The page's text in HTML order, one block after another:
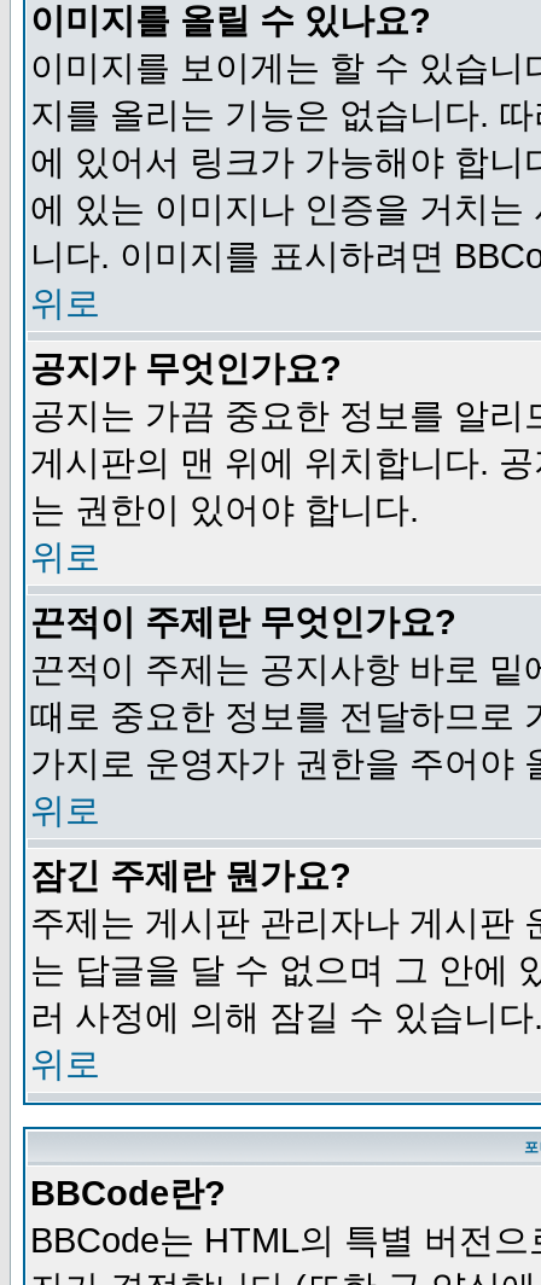
이미지를 올릴 수 있나요?
이미지를 보이게는 할 수 있습
지를 올리는 기능은 없습니다.
에 있어서 링크가 가능해야 합
에 있는 이미지나 인증을 거치
니다. 이미지를 표시하려면
위로
공지가 무엇인가요?
공지는 가끔 중요한 정보를 알
게시판의 맨 위에 위치합니다.
는 권한이 있어야 합니다.
위로
끈적이 주제란 무엇인가요?
끈적이 주제는 공지사항 바로
때로 중요한 정보를 전달하므로
가지로 운영자가 권한을 주어야
위로
잠긴 주제란 뭔가요?
주제는 게시판 관리자나 게시판
는 답글을 달 수 없으며 그 안에
러 사정에 의해 잠길 수 있습니다
위로
BBCode란?
BBCode는 HTML의 특별 버전